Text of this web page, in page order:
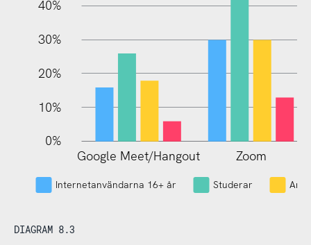
40%
30%
20%
10%
0%
L
Google Meet/Hangout Zoom
Internetanvändarna 16+ år Studerar
DIAGRAM 8.3